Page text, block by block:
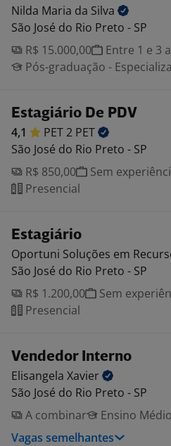
Nilda Maria da Silva
São José do Rio Preto - SP
R$ 15.000,00
Entre 1 e 3
Pós-graduação -
Estagiário De PDV
4,1 PET 2 PET
São José do Rio Preto - SP
R$ 850,00
Sem
Presencial
Estagiário
Oportuni Soluções em
São José do Rio Preto - SP
R$ 1.200,00
Sem
Presencial
Vendedor Interno
Elisangela Xavier
São José do Rio Preto - SP
A combinar
Ensino
Vagas semelhantes